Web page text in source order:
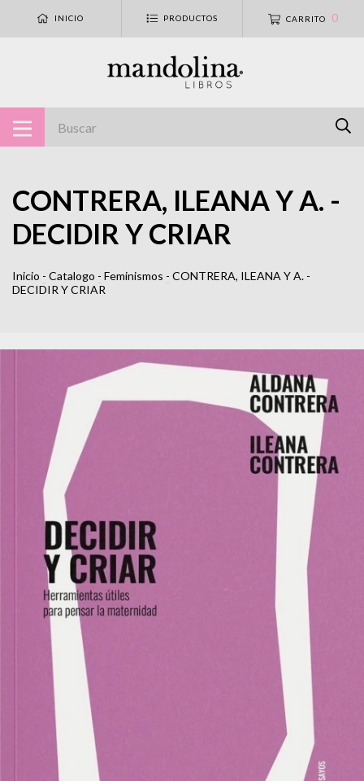
INICIO PRODUCTOS CARRITO 0
CONTRERA, ILEANA Y A. -
DECIDIR Y CRIAR
Inicio - Catalogo - Feminismos - CONTRERA, ILEANA Y A. -
DECIDIR Y CRIAR